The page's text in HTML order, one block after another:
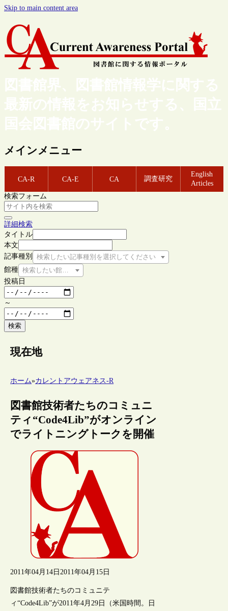
Skip to main content area
図書館界、図書館情報学に関する
最新の情報をお知らせする、国立
国会図書館のサイトです。
メインメニュー
CA-R CA-E CA 調査研究
English
Articles
検索フォーム
詳細検索
タイトル
本文
記事種別
検索したい記事種別を選択してください
館種 検索したい館種を選択してください
投稿日
～
検索
現在地
ホーム»カレントアウェアネス-R
図書館技術者たちのコミュニ
ティ“Code4Lib”がオンライン
でライトニングトークを開催
2011年04月14日 2011年04月15日
図書館技術者たちのコミュニテ
ィ“Code4Lib”が2011年4月29日（米国時間。日